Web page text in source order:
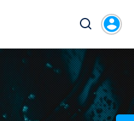
account_circle